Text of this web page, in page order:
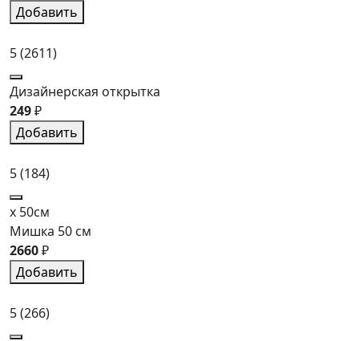
Добавить
5(2611)
Дизайнерская открытка
249₽
Добавить
5(184)
x 50см
Мишка 50 см
2660₽
Добавить
5(266)